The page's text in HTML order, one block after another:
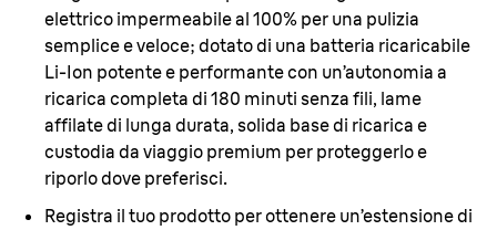
elettrico impermeabile al 100% per una pulizia
semplice e veloce; dotato di una batteria ricaricabile
Li-Ion potente e performante con un’autonomia a
ricarica completa di 180 minuti senza fili, lame
affilate di lunga durata, solida base di ricarica e
custodia da viaggio premium per proteggerlo e
riporlo dove preferisci.
Registra il tuo prodotto per ottenere un’estensione di